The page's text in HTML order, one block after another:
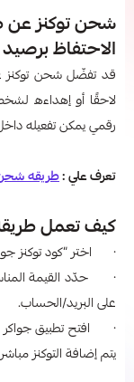
شحن توكنز عن
الاحتفاظ
قد تفضّل شحن توكنز
لاحقًا أو إهداءه
رقمي يمكن تفعيله
تعرف علي :طريقه شحن
كيف تعمل
· اختر “كود توكنز
· حدّد القيمة
على البريد/الحساب.
· افتح تطبيق جواكر
يتم إضافة التوكنز